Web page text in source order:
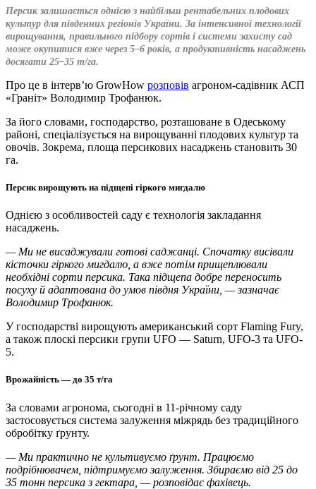
Персик залишається однією з найбільш рентабельних плодових
культур для південних регіонів України. За інтенсивної технології
вирощування, правильного підбору сортів і системи захисту сад
може окупитися вже через 5–6 років, а продуктивність насаджень
досягати 25–35 т/га.
Про це в інтерв’ю GrowHow розповів агроном-садівник АСП
«Граніт» Володимир Трофанюк.
За його словами, господарство, розташоване в Одеському
районі, спеціалізується на вирощуванні плодових культур та
овочів. Зокрема, площа персикових насаджень становить 30
га.
Персик вирощують на підщепі гіркого мигдалю
Однією з особливостей саду є технологія закладання
насаджень.
— Ми не висаджували готові саджанці. Спочатку висівали
кісточки гіркого мигдалю, а вже потім прищеплювали
необхідні сорти персика. Така підщепа добре переносить
посуху й адаптована до умов півдня України, — зазначає
Володимир Трофанюк.
У господарстві вирощують американський сорт Flaming Fury,
а також плоскі персики групи UFO — Saturn, UFO-3 та UFO-
5.
Врожайність — до 35 т/га
За словами агронома, сьогодні в 11-річному саду
застосовується система залуження міжрядь без традиційного
обробітку ґрунту.
— Ми практично не культивуємо ґрунт. Працюємо
подрібнювачем, підтримуємо залуження. Збираємо від 25 до
35 тонн персика з гектара, — розповідає фахівець.